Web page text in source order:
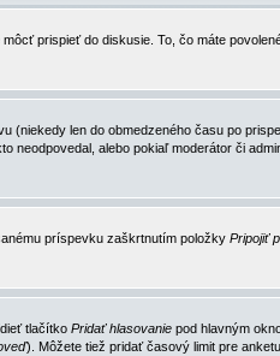
prispieť do diskusie. To, čo máte
(niekedy len do obmedzeného času po
alebo pokiaľ moderátor či
príspevku zaškrtnutím položky Pripojiť
tlačítko Pridať hlasovanie pod hlavným
). Môžete tiež pridať časový limit pre